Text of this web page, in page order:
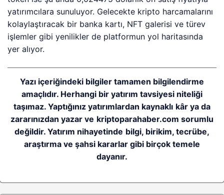
yatırımcılara sunuluyor. Gelecekte kripto harcamalarını
kolaylaştıracak bir banka kartı, NFT galerisi ve türev
işlemler gibi yenilikler de platformun yol haritasında
yer alıyor.
Yazı içeriğindeki bilgiler tamamen bilgilendirme
amaçlıdır. Herhangi bir yatırım tavsiyesi niteliği
taşımaz. Yaptığınız yatırımlardan kaynaklı kâr ya da
zararınızdan yazar ve kriptoparahaber.com sorumlu
değildir. Yatırım nihayetinde bilgi, birikim, tecrübe,
araştırma ve şahsi kararlar gibi birçok temele
dayanır.